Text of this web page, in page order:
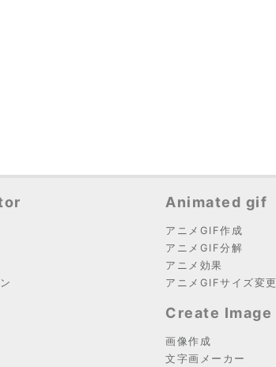
Animated gif
アニメGIF作成
アニメGIF分解
アニメ効果
アニメGIFサイズ変更
Create Image
画像作成
文字画メーカー